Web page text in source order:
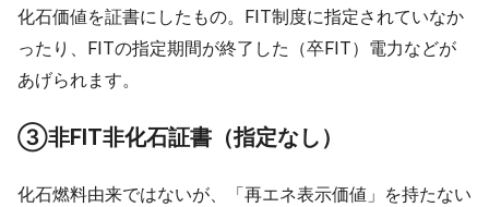
化石価値を証書にしたもの。FIT制度に指定されていなか
ったり、FITの指定期間が終了した（卒FIT）電力などが
あげられます。
③非FIT非化石証書（指定なし）
化石燃料由来ではないが、「再エネ表示価値」を持たない